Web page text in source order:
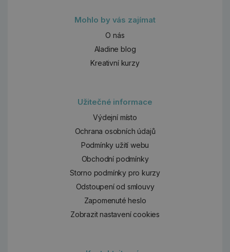
Mohlo by vás zajímat
O nás
Aladine blog
Kreativní kurzy
Užitečné informace
Výdejní místo
Ochrana osobních údajů
Podmínky užití webu
Obchodní podmínky
Storno podmínky pro kurzy
Odstoupení od smlouvy
Zapomenuté heslo
Zobrazit nastavení cookies